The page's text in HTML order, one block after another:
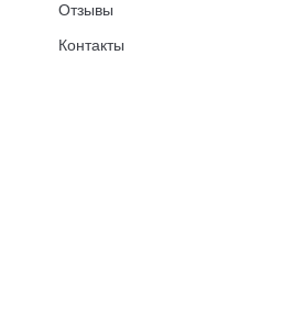
Отзывы
Контакты